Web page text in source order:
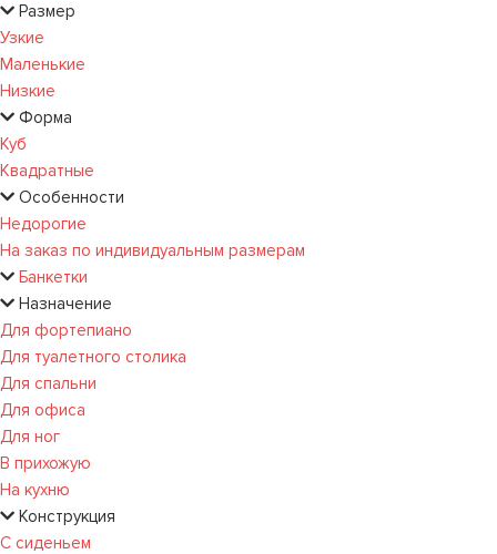
Размер
Узкие
Маленькие
Низкие
Форма
Куб
Квадратные
Особенности
Недорогие
На заказ по индивидуальным размерам
Банкетки
Назначение
Для фортепиано
Для туалетного столика
Для спальни
Для офиса
Для ног
В прихожую
На кухню
Конструкция
С сиденьем